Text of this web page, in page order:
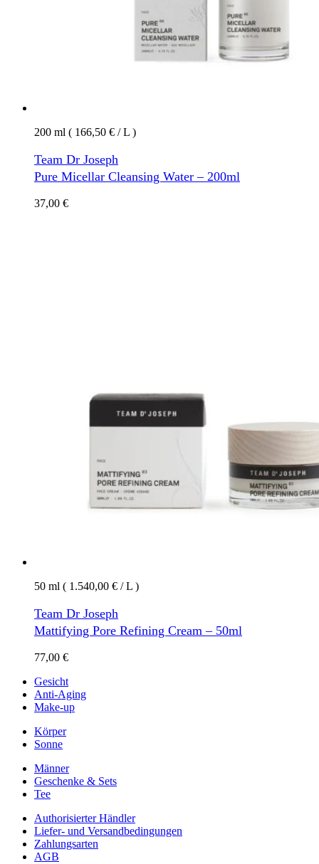
200 ml ( 166,50 € / L )
Team Dr Joseph
Pure Micellar Cleansing Water – 200ml
37,00 €
50 ml ( 1.540,00 € / L )
Team Dr Joseph
Mattifying Pore Refining Cream – 50ml
77,00 €
Gesicht
Anti-Aging
Make-up
Körper
Sonne
Männer
Geschenke & Sets
Tee
Authorisierter Händler
Liefer- und Versandbedingungen
Zahlungsarten
AGB